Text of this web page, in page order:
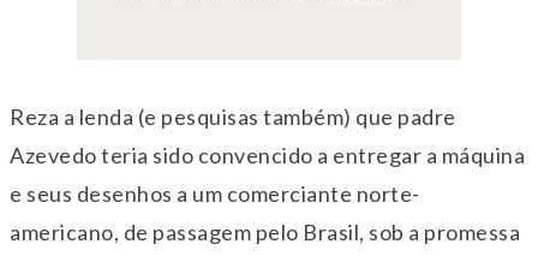
Reza a lenda (e pesquisas também) que padre
Azevedo teria sido convencido a entregar a máquina
e seus desenhos a um comerciante norte-
americano, de passagem pelo Brasil, sob a promessa